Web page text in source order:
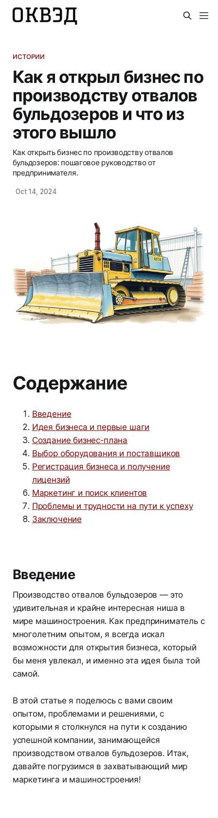
ИСТОРИИ
Как я открыл бизнес по
производству отвалов
бульдозеров и что из
этого вышло
Как открыть бизнес по производству отвалов
бульдозеров: пошаговое руководство от
предпринимателя.
Oct 14, 2024
Содержание
Введение
Идея бизнеса и первые шаги
Создание бизнес-плана
Выбор оборудования и поставщиков
Регистрация бизнеса и получение
лицензий
Маркетинг и поиск клиентов
Проблемы и трудности на пути к успеху
Заключение
Введение
Производство отвалов бульдозеров — это
удивительная и крайне интересная ниша в
мире машиностроения. Как предприниматель с
многолетним опытом, я всегда искал
возможности для открытия бизнеса, который
бы меня увлекал, и именно эта идея была той
самой.
В этой статье я поделюсь с вами своим
опытом, проблемами и решениями, с
которыми я столкнулся на пути к созданию
успешной компании, занимающейся
производством отвалов бульдозеров. Итак,
давайте погрузимся в захватывающий мир
маркетинга и машиностроения!